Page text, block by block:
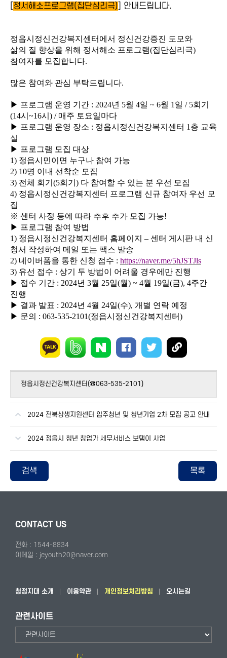
정서해소프로그램(집단심리극) ] 안내드립니다.
정읍시정신건강복지센터에서 정신건강증진 도모와
삶의 질 향상을 위해 정서해소 프로그램(집단심리극)
참여자를 모집합니다.
많은 참여와 관심 부탁드립니다.
▶ 프로그램 운영 기간 : 2024년 5월 4일 ~ 6월 1 일 / 5회기
(14시 ~16시 ) / 매주 토요일마다
▶ 프로그램 운영 장소 : 정읍시정신건강복지센터 1 층 교육
실
▶ 프로그램 모집 대상
1) 정읍시민이면 누구나 참여 가능
2) 10명 이내 선착순 모집
3) 전체 회기 (5회기 ) 다 참여할 수 있는 분 우선 모집
4) 정읍시정신건강복지센터 프로그램 신규 참여자 우선 모
집
※ 센터 사정 등에 따라 추후 추가 모집 가능!
▶ 프로그램 참여 방법
1) 정읍시정신건강복지센터 홈페이지 – 센터 게시판 내 신
청서 작성하여 메일 또는 팩스 발송
2) 네이버폼을 통한 신청 접수 : https://naver.me/5hJSTJls
3) 유선 접수 : 상기 두 방법이 어려울 경우에만 진행
▶ 접수 기간 : 2024년 3월 25일(월) ~ 4월 19일(금), 4주간
진행
▶ 결과 발표 : 2024년 4월 24일(수), 개별 연락 예정
▶ 문의 : 063-535-2101(정읍시정신건강복지센터)
정읍시정신건강복지센터(☎063-535-2101)
2024 전북상생지원센터 입주청년 및 청년기업 2차 모집 공고 안내
2024 정읍시 청년 창업가 세무서비스 보탬이 사업
검색 목록
CONTACT US
전화 : 1544-8834
이메일 : jeyouth20@naver.com
청정지대 소개 이용약관 개인정보처리방침 오시는길
관련사이트